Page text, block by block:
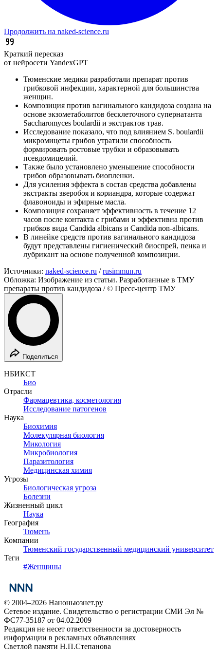
Продолжить на naked-science.ru
Краткий пересказ
от нейросети YandexGPT
Тюменские медики разработали препарат против
грибковой инфекции, характерной для большинства
женщин.
Композиция против вагинального кандидоза создана на
основе экзометаболитов бесклеточного супернатанта
Saccharomyces boulardii и экстрактов трав.
Исследование показало, что под влиянием S. boulardii
микромицеты грибов утратили способность
формировать ростовые трубки и образовывать
псевдомицелий.
Также было установлено уменьшение способности
грибов образовывать биопленки.
Для усиления эффекта в состав средства добавлены
экстракты зверобоя и кориандра, которые содержат
флавоноиды и эфирные масла.
Композиция сохраняет эффективность в течение 12
часов после контакта с грибами и эффективна против
грибков вида Candida albicans и Candida non-albicans.
В линейке средств против вагинального кандидоза
будут представлены гигиенический биоспрей, пенка и
лубрикант на основе полученной композиции.
Источники: naked-science.ru /rusimmun.ru
Обложка: Изображение из статьи. Разработанные в ТМУ
препараты против кандидоза / © Пресс-центр ТМУ
Поделиться
НБИКСТ
Био
Отрасли
Фармацевтика, косметология
Исследование патогенов
Наука
Биохимия
Молекулярная биология
Микология
Микробиология
Паразитология
Медицинская химия
Угрозы
Биологическая угроза
Болезни
Жизненный цикл
Наука
География
Тюмень
Компании
Тюменский государственный медицинский университет
Теги
#Женщины
© 2004–2026 Наноньюзнет.ру
Сетевое издание. Свидетельство о регистрации СМИ Эл №
ФС77-35187 от 04.02.2009
Редакция не несет ответственности за достоверность
информации в рекламных объявлениях
Светлой памяти Н.П.Степанова